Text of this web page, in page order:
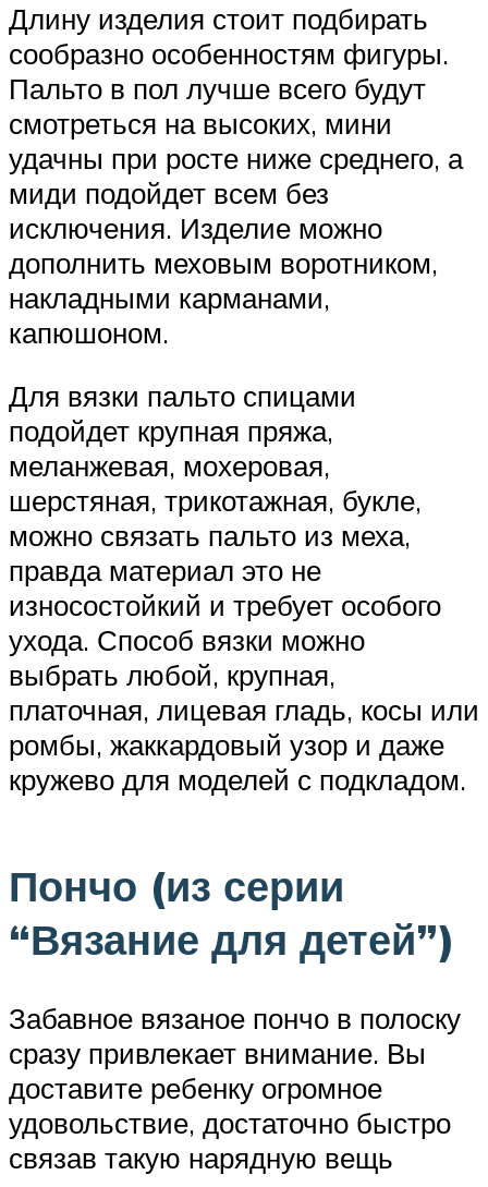
Длину изделия стоит подбирать
сообразно особенностям фигуры.
Пальто в пол лучше всего будут
смотреться на высоких, мини
удачны при росте ниже среднего, а
миди подойдет всем без
исключения. Изделие можно
дополнить меховым воротником,
накладными карманами,
капюшоном.
Для вязки пальто спицами
подойдет крупная пряжа,
меланжевая, мохеровая,
шерстяная, трикотажная, букле,
можно связать пальто из меха,
правда материал это не
износостойкий и требует особого
ухода. Способ вязки можно
выбрать любой, крупная,
платочная, лицевая гладь, косы или
ромбы, жаккардовый узор и даже
кружево для моделей с подкладом.
Пончо (из серии
“Вязание для детей”)
Забавное вязаное пончо в полоску
сразу привлекает внимание. Вы
доставите ребенку огромное
удовольствие, достаточно быстро
связав такую нарядную вещь